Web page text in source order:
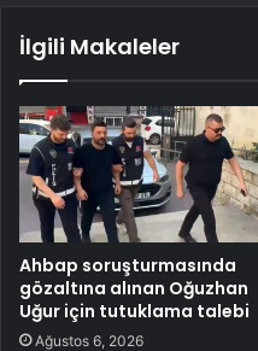
İlgili Makaleler
Ahbap soruşturmasında
gözaltına alınan Oğuzhan
Uğur için tutuklama talebi
Ağustos 6, 2026